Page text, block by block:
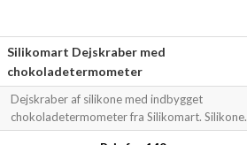
Silikomart Dejskraber med
chokoladetermometer
Dejskraber af silikone med indbygget
chokoladetermometer fra Silikomart.
er et non-stick elastisk materiale, der gør at